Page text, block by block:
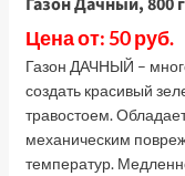
Цена от: 50 руб.
Газон ДАЧНЫЙ –
создать красивый
травостоем.
механическим
температур.